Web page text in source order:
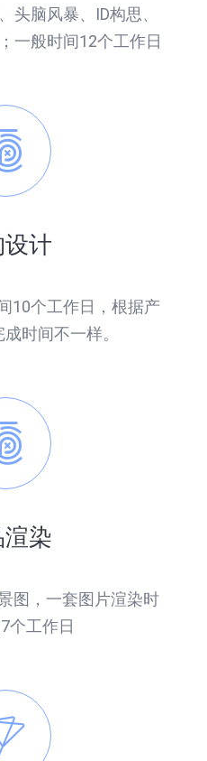
头脑风暴、ID构思、
一般时间12个工作日
计
10个工作日，根据产
时间不一样。
渲染
图，一套图片渲染时
个工作日